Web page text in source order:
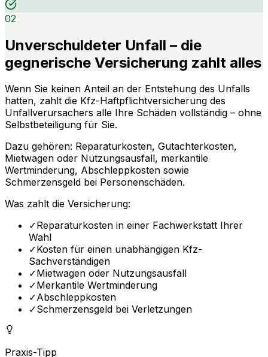
02
Unverschuldeter Unfall – die
gegnerische Versicherung zahlt alles
Wenn Sie keinen Anteil an der Entstehung des Unfalls
hatten, zahlt die Kfz-Haftpflichtversicherung des
Unfallverursachers alle Ihre Schäden vollständig – ohne
Selbstbeteiligung für Sie.
Dazu gehören: Reparaturkosten, Gutachterkosten,
Mietwagen oder Nutzungsausfall, merkantile
Wertminderung, Abschleppkosten sowie
Schmerzensgeld bei Personenschäden.
Was zahlt die Versicherung:
✓Reparaturkosten in einer Fachwerkstatt Ihrer
Wahl
✓Kosten für einen unabhängigen Kfz-
Sachverständigen
✓Mietwagen oder Nutzungsausfall
✓Merkantile Wertminderung
✓Abschleppkosten
✓Schmerzensgeld bei Verletzungen
Praxis-Tipp